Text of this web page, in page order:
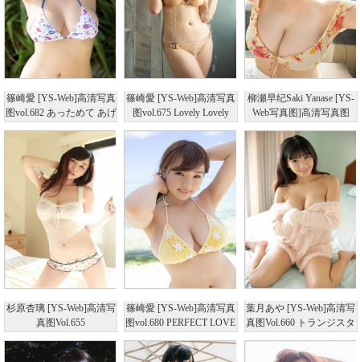
篠崎愛 [YS-Web]高清写真
图vol.682 あっためて あげ
篠崎愛 [YS-Web]高清写真
图vol.675 Lovely Lovely
柳瀬早纪Saki Yanase [YS-
Web写真图]高清写真图
杉原杏璃 [YS-Web]高清写
真图Vol.655
篠崎愛 [YS-Web]高清写真
图vol.680 PERFECT LOVE
葉月あや [YS-Web]高清写
真图Vol.660 トランジスタ